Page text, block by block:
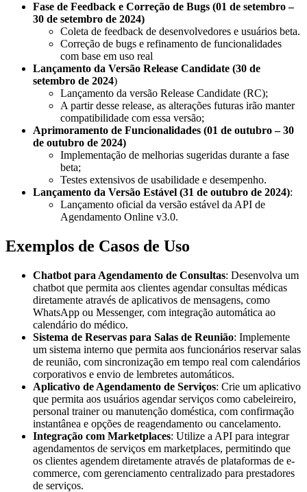
Fase de Feedback e Correção de Bugs (01 de setembro –
30 de setembro de 2024)
Coleta de feedback de desenvolvedores e usuários beta.
Correção de bugs e refinamento de funcionalidades
com base em uso real
Lançamento da Versão Release Candidate (30 de
setembro de 2024)
Lançamento da versão Release Candidate (RC);
A partir desse release, as alterações futuras irão manter
compatibilidade com essa versão;
Aprimoramento de Funcionalidades (01 de outubro – 30
de outubro de 2024)
Implementação de melhorias sugeridas durante a fase
beta;
Testes extensivos de usabilidade e desempenho.
Lançamento da Versão Estável (31 de outubro de 2024):
Lançamento oficial da versão estável da API de
Agendamento Online v3.0.
Exemplos de Casos de Uso
Chatbot para Agendamento de Consultas: Desenvolva um
chatbot que permita aos clientes agendar consultas médicas
diretamente através de aplicativos de mensagens, como
WhatsApp ou Messenger, com integração automática ao
calendário do médico.
Sistema de Reservas para Salas de Reunião: Implemente
um sistema interno que permita aos funcionários reservar salas
de reunião, com sincronização em tempo real com calendários
corporativos e envio de lembretes automáticos.
Aplicativo de Agendamento de Serviços: Crie um aplicativo
que permita aos usuários agendar serviços como cabeleireiro,
personal trainer ou manutenção doméstica, com confirmação
instantânea e opções de reagendamento ou cancelamento.
Integração com Marketplaces: Utilize a API para integrar
agendamentos de serviços em marketplaces, permitindo que
os clientes agendem diretamente através de plataformas de e-
commerce, com gerenciamento centralizado para prestadores
de serviços.